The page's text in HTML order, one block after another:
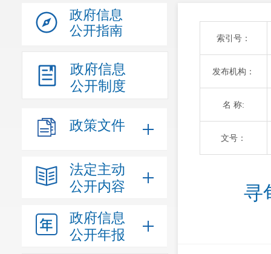
政府信息
公开指南
政府信息
公开制度
政策文件
法定主动
公开内容
政府信息
公开年报
索引号：
发布机构：
名 称:
文号：
寻